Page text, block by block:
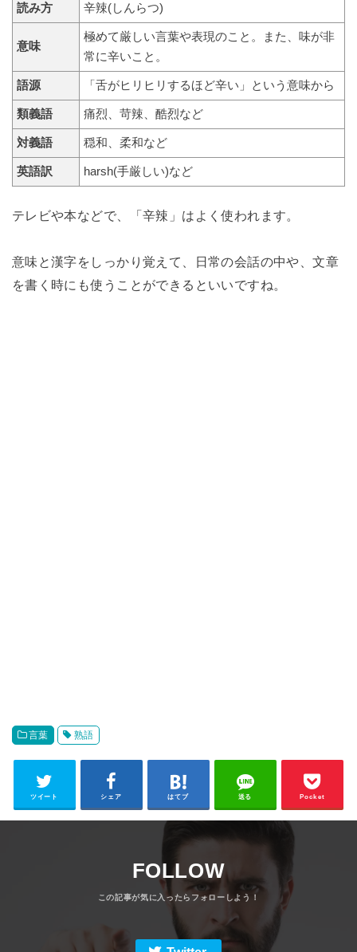
読み方 辛辣(しんらつ)
意味
極めて厳しい言葉や表現のこと。また、味が非
常に辛いこと。
語源 「舌がヒリヒリするほど辛い」という意味から
類義語 痛烈、苛辣、酷烈など
対義語 穏和、柔和など
英語訳 harsh(手厳しい)など
テレビや本などで、「辛辣」はよく使われます。
意味と漢字をしっかり覚えて、日常の会話の中や、文章
を書く時にも使うことができるといいですね。
言葉 熟語
ツイート シェア はてブ 送る Pocket
FOLLOW